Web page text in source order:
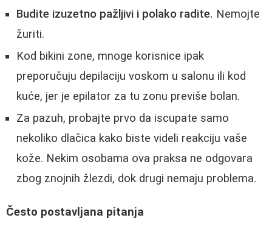
Budite izuzetno pažljivi i polako radite. Nemojte
žuriti.
Kod bikini zone, mnoge korisnice ipak
preporučuju depilaciju voskom u salonu ili kod
kuće, jer je epilator za tu zonu previše bolan.
Za pazuh, probajte prvo da iscupate samo
nekoliko dlačica kako biste videli reakciju vaše
kože. Nekim osobama ova praksa ne odgovara
zbog znojnih žlezdi, dok drugi nemaju problema.
Često postavljana pitanja